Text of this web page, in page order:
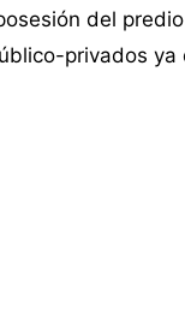
del
privados ya